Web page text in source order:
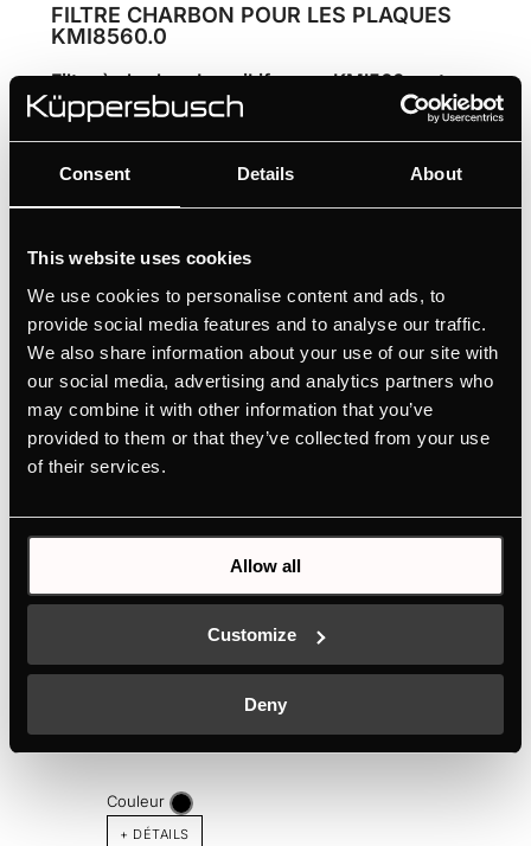
Consent Details About
This website uses cookies
We use cookies to personalise content and ads, to
provide social media features and to analyse our traffic.
We also share information about your use of our site with
our social media, advertising and analytics partners who
may combine it with other information that you’ve
provided to them or that they’ve collected from your use
of their services.
Allow all
Customize
Deny
FILTRE CHARBON POUR LES PLAQUES
KMI8560.0
Filtre à charbon LongiLife pour KMI560... et
VKM1820... - régénérable
De l'air frais à tout moment – filtre à charbon
régénérable
Caractéristiques
80 cm Ventilation par induction en auge avec 1
zone flexible
Couleur
+ DÉTAILS